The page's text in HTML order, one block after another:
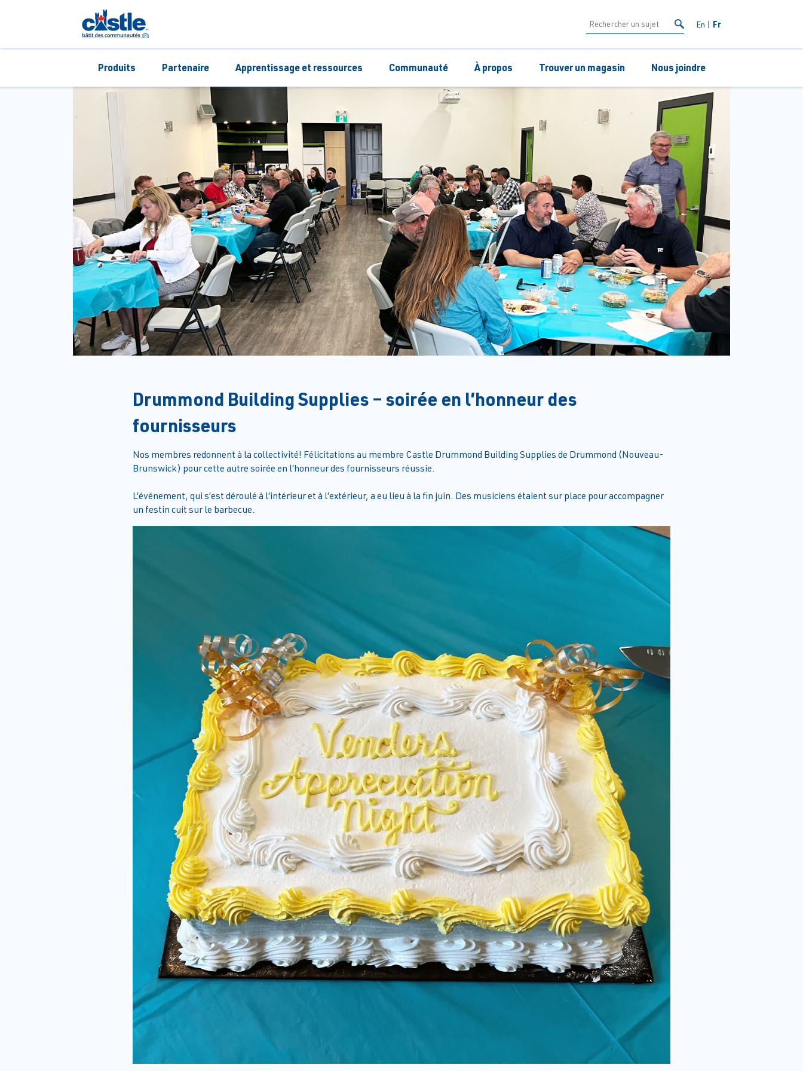
En Fr
Produits Partenaire Apprentissage et ressources Communauté À propos Trouver un magasin Nous joindre
Drummond Building Supplies – soirée en l’honneur des
fournisseurs
Nos membres redonnent à la collectivité! Félicitations au membre Castle Drummond Building Supplies de Drummond (Nouveau-
Brunswick) pour cette autre soirée en l’honneur des fournisseurs réussie.
L’événement, qui s’est déroulé à l’intérieur et à l’extérieur, a eu lieu à la fin juin. Des musiciens étaient sur place pour accompagner
un festin cuit sur le barbecue.